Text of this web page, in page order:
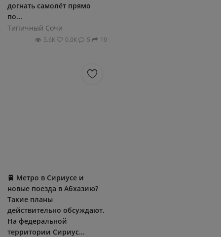
догнать самолёт прямо
по...
Типичный Сочи
5.6К 0.0К 5 19
🚆 Метро в Сириусе и
новые поезда в Абхазию?
Такие планы
действительно обсуждают.
На федеральной
территории Сириус...